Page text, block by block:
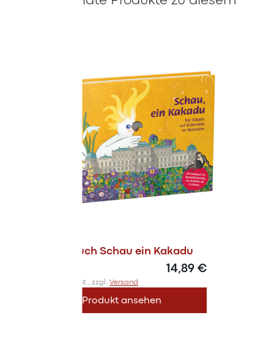
Kinderbuch Schau ein Kakadu
14,89 €
Inkl. 10% MwSt., zzgl. Versand
Produkt ansehen